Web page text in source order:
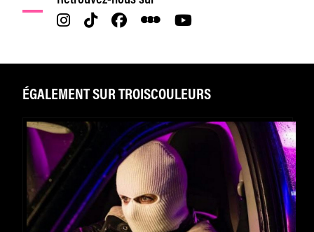
ÉGALEMENT SUR TROISCOULEURS